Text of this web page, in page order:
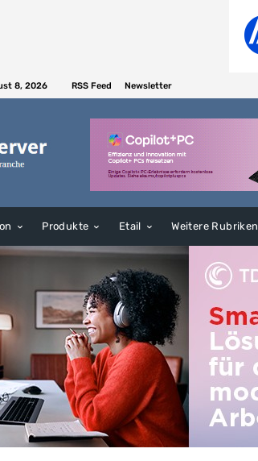
8, 2026 RSS Feed Newsletter
Produkte Etail Weitere Rubriken